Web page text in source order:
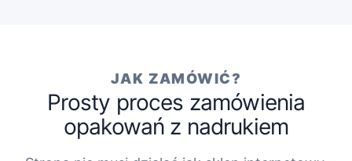
JAK ZAMÓWIĆ?
Prosty proces zamówienia
opakowań z nadrukiem